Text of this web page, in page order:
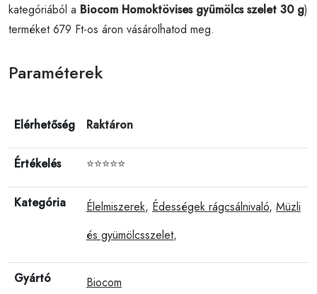
kategóriából a Biocom Homoktövises gyümölcs szelet 30 g)
terméket 679 Ft-os áron vásárolhatod meg.
Paraméterek
Elérhetőség Raktáron
Értékelés ⭐⭐⭐⭐⭐
Kategória Élelmiszerek, Édességek rágcsálnivaló, Müzli
és gyümölcsszelet,
Gyártó Biocom